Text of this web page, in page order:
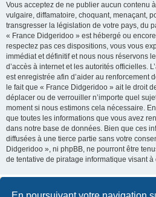
Vous acceptez de ne publier aucun contenu
vulgaire, diffamatoire, choquant, menaçant,
transgresser la législation de votre pays, du
« France Didgeridoo » est hébergé ou
respectez pas ces dispositions, vous vous
immédiat et définitif et nous nous réservons
d’accès à internet et les autorités officielles.
est enregistrée afin d’aider au renforcement
le fait que « France Didgeridoo » ait le droit
déplacer ou de verrouiller n’importe quel
moment si nous estimons cela nécessaire.
que toutes les informations que vous avez
dans notre base de données. Bien que ces
diffusées à une tierce partie sans votre
Didgeridoo », ni phpBB, ne pourront être
de tentative de piratage informatique visant